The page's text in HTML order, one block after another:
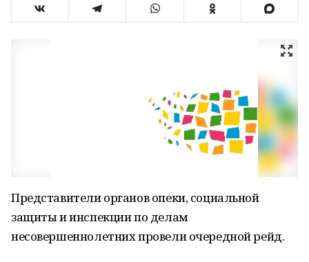
Представители органов опеки, социальной
защиты и инспекции по делам
несовершеннолетних провели очередной рейд.